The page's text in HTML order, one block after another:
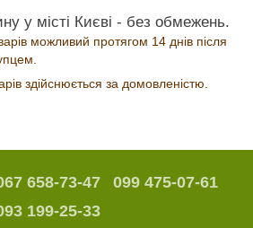
у місті Києві - без обмежень.
можливий протягом 14 днів після
здійснюється за домовленістю.
658-73-47
099 475-07-61
199-25-33